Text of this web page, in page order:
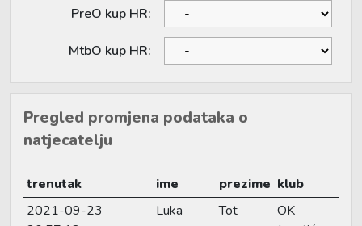
PreO kup HR:
MtbO kup HR:
Pregled promjena podataka o
natjecatelju
trenutak ime prezime klub
2021-09-23
Luka Tot
OK